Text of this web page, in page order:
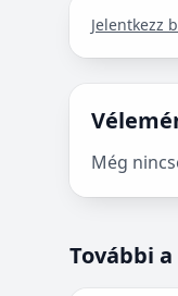
Jelentkezz
Még
További